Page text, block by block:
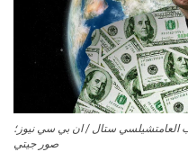
تشيلسي ستال / ان بي سي نيوز؛
صور جيتي